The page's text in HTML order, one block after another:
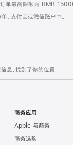
订单最高限额为 RMB
、支付宝或微信账户中。
，找到了你的位置。
商务应用
Apple 与商务
商务选购